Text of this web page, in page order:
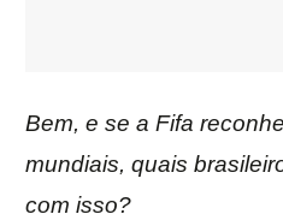
Bem, e se a Fifa
mundiais, quais
com isso?